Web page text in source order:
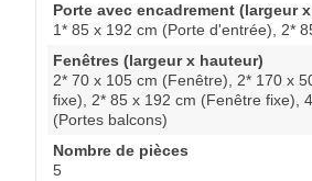
Porte avec encadrement (largeur
1* 85 x 192 cm (Porte d'entrée), 2*
Fenêtres (largeur x hauteur)
2* 70 x 105 cm (Fenêtre), 2* 170 x
fixe), 2* 85 x 192 cm (Fenêtre fixe),
(Portes balcons)
Nombre de pièces
5